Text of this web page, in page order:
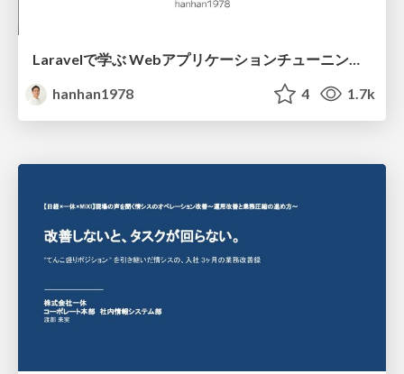
Laravelで学ぶ Webアプリケーションチューニング入門/web_application_tuning_101
hanhan1978
4 1.7k